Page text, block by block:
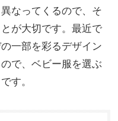
なってくるので、そ
が大切です。最近で
一部を彩るデザイン
で、ベビー服を選ぶ
す。